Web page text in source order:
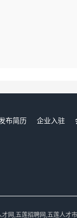
布简历 企业入驻
才网,五莲招聘网,五莲人才